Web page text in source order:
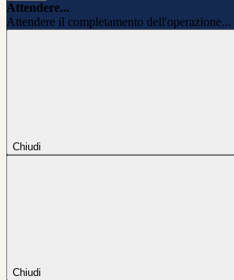
Attendere...
Attendere il completamento dell'operazione...
Chiudi
Chiudi